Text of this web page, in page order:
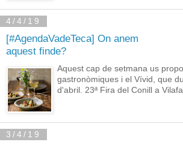
4/4/19
[#AgendaVadeTeca] On anem
aquest finde?
Aquest cap de setmana us
gastronòmiques i el Vívid, que
d'abril. 23ª Fira del Conill a
3/4/19